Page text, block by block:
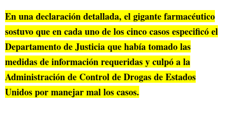
En una declaración detallada, el gigante farmacéutico
sostuvo que en cada uno de los cinco casos especificó el
Departamento de Justicia que había tomado las
medidas de información requeridas y culpó a la
Administración de Control de Drogas de Estados
Unidos por manejar mal los casos.